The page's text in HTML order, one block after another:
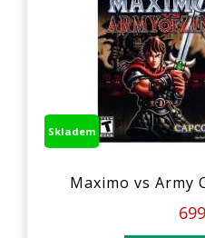
Skladem
Maximo vs Army